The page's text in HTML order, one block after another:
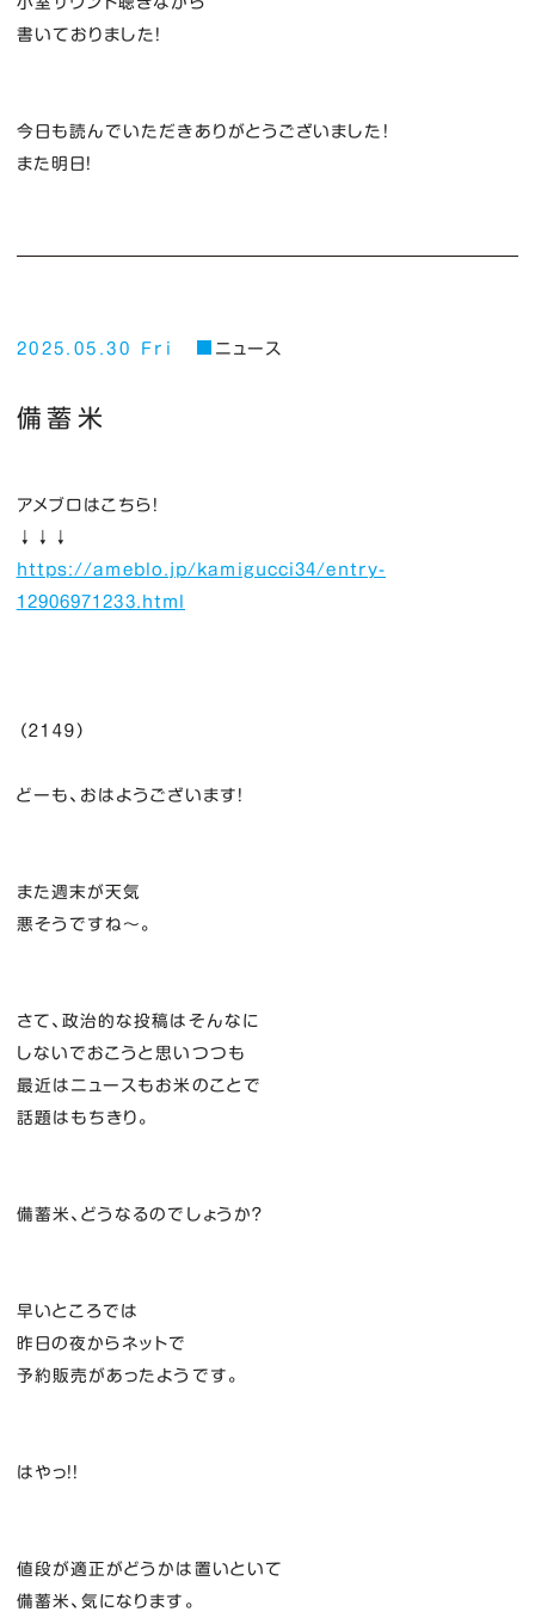
書いておりました！
今日も読んでいただきありがとうございました！
また明日！
2025.05.30 Fri ニュース
備蓄米
アメブロはこちら！
↓↓↓
https://ameblo.jp/kamigucci34/entry-
12906971233.html
（２１４９）
どーも、おはようございます！
また週末が天気
悪そうですね～。
さて、政治的な投稿はそんなに
しないでおこうと思いつつも
最近はニュースもお米のことで
話題はもちきり。
備蓄米、どうなるのでしょうか？
早いところでは
昨日の夜からネットで
予約販売があったようです。
はやっ！！
値段が適正がどうかは置いといて
備蓄米、気になります。